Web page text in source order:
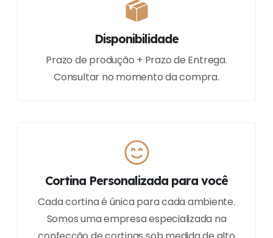
Disponibilidade
Prazo de produção + Prazo de Entrega.
Consultar no momento da compra.
Cortina Personalizada para você
Cada cortina é única para cada ambiente.
Somos uma empresa especializada na